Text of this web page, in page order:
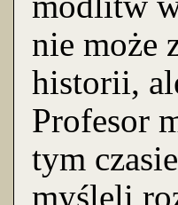
nie może
historii,
Profesor
tym
myśleli